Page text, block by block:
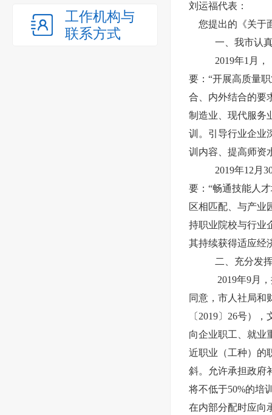
工作机构与
联系方式
刘运福代表：
您提出的《关于
一、我市认
2019年1月
要：“开展高质量
合、内外结合的要
制造业、现代服务
训。引导行业企业
训内容、提高师资
2019年12月
要：“畅通技能人
区相匹配、与产业
持职业院校与行业
其持续获得适应经
二、充分发
2019年9月
同意，市人社局和
〔2019〕26号）
向企业职工、就业
近职业（工种）的
斜。允许承担政府
将不低于50%的培
在内部分配时应向